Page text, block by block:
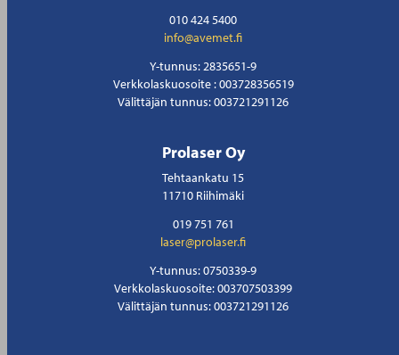
010 424 5400
info@avemet.fi
Y-tunnus: 2835651-9
Verkkolaskuosoite : 003728356519
Välittäjän tunnus: 003721291126
Prolaser Oy
Tehtaankatu 15
11710 Riihimäki
019 751 761
laser@prolaser.fi
Y-tunnus: 0750339-9
Verkkolaskuosoite: 003707503399
Välittäjän tunnus: 003721291126